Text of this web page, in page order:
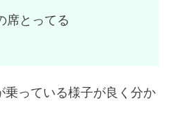
席とってる
っている様子が良く分か